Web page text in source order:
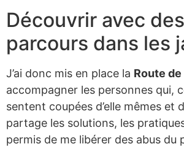
Découvrir avec des
parcours dans les
J’ai donc mis en place la Route de
accompagner les personnes qui,
sentent coupées d’elle mêmes et
partage les solutions, les
permis de me libérer des abus du